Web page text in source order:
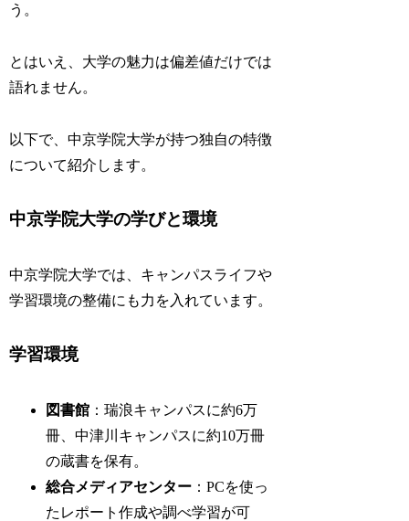
う。
とはいえ、大学の魅力は偏差値だけでは
語れません。
以下で、中京学院大学が持つ独自の特徴
について紹介します。
中京学院大学の学びと環境
中京学院大学では、キャンパスライフや
学習環境の整備にも力を入れています。
学習環境
図書館 ：瑞浪キャンパスに約6万
冊、中津川キャンパスに約10万冊
の蔵書を保有。
総合メディアセンター ：PCを使っ
たレポート作成や調べ学習が可